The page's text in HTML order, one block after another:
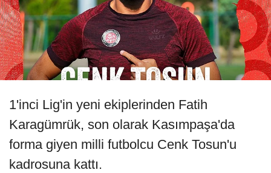
1'inci Lig'in yeni ekiplerinden Fatih
Karagümrük, son olarak Kasımpaşa'da
forma giyen milli futbolcu Cenk Tosun'u
kadrosuna kattı.